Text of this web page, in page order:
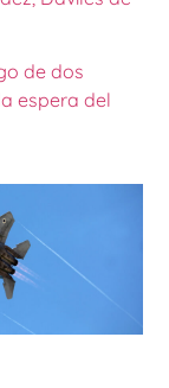
de dos
espera del